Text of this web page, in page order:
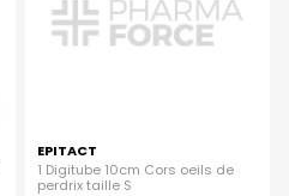
EPITACT
1 Digitube 10cm Cors oeils de
perdrix taille S